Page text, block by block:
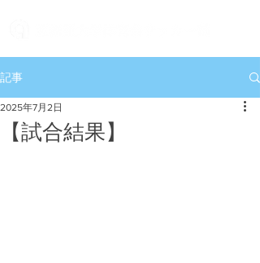
記事
【試合結果】
2025年7月2日